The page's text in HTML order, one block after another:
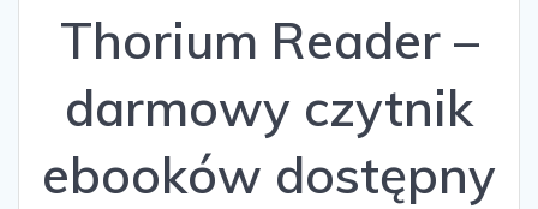
Thorium Reader –
darmowy czytnik
ebooków dostępny